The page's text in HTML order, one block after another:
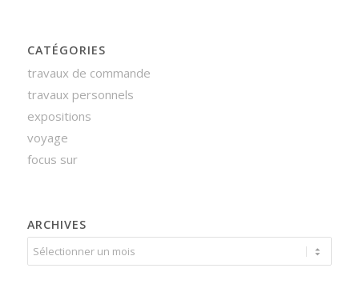
CATÉGORIES
travaux de commande
travaux personnels
expositions
voyage
focus sur
ARCHIVES